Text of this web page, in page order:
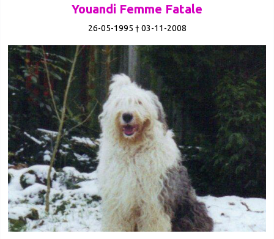
Youandi Femme Fatale
26-05-1995 † 03-11-2008